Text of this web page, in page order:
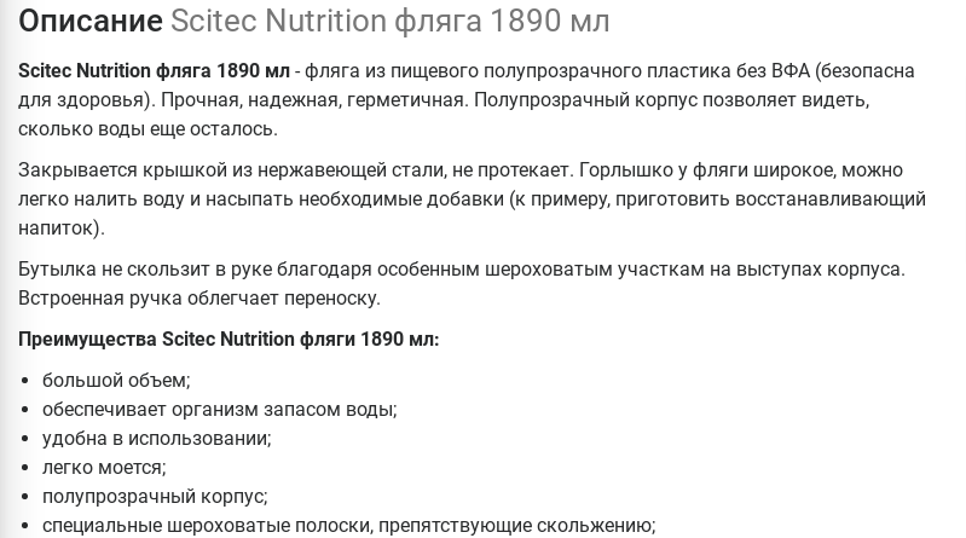
Описание Scitec Nutrition фляга 1890 мл
Scitec Nutrition фляга 1890 мл - фляга из пищевого полупрозрачного пластика без ВФА (безопасна
для здоровья). Прочная, надежная, герметичная. Полупрозрачный корпус позволяет видеть,
сколько воды еще осталось.
Закрывается крышкой из нержавеющей стали, не протекает. Горлышко у фляги широкое, можно
легко налить воду и насыпать необходимые добавки (к примеру, приготовить восстанавливающий
напиток).
Бутылка не скользит в руке благодаря особенным шероховатым участкам на выступах корпуса.
Встроенная ручка облегчает переноску.
Преимущества Scitec Nutrition фляги 1890 мл:
большой объем;
обеспечивает организм запасом воды;
удобна в использовании;
легко моется;
полупрозрачный корпус;
специальные шероховатые полоски, препятствующие скольжению;